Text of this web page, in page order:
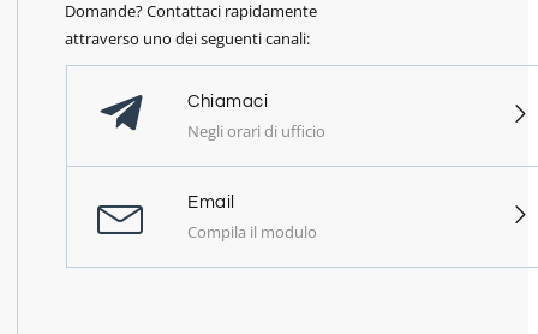
Domande? Contattaci rapidamente
attraverso uno dei seguenti canali:
Chiamaci
Negli orari di ufficio
Email
Compila il modulo